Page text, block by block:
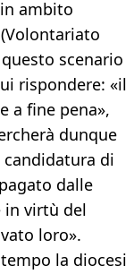
ambito
scenario
rispondere: «il
a fine pena»,
dunque
di
dalle
in virtù del
loro».
la diocesi